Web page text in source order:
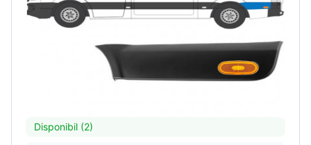
Disponibil (2)